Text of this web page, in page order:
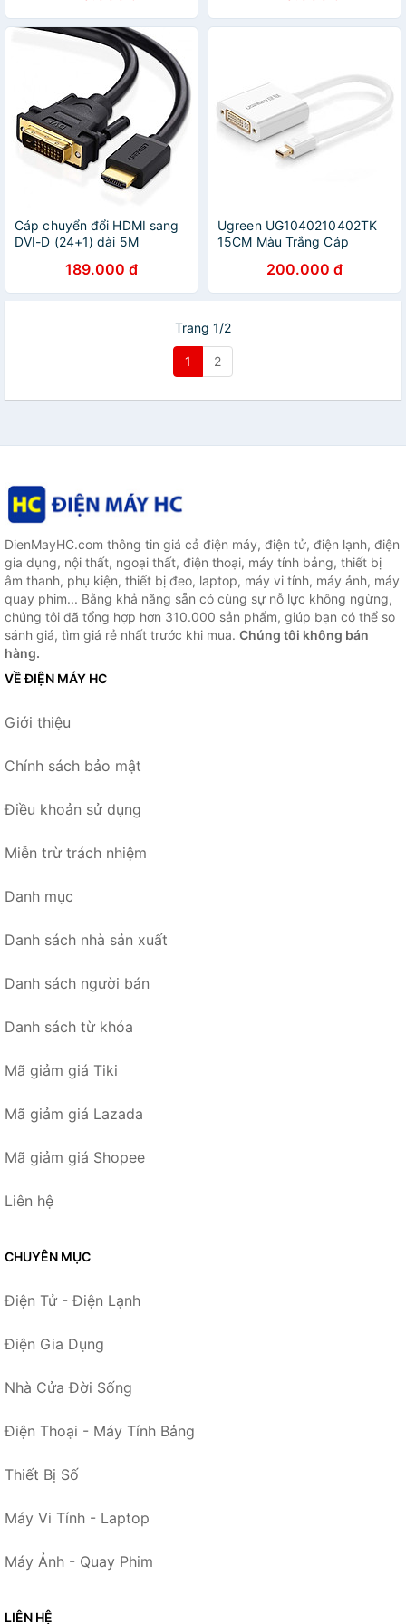
Cáp chuyển đổi HDMI sang
DVI-D (24+1) dài 5M
Hàng Chính Hãng
189.000 đ
Ugreen UG1040210402TK
15CM Màu Trắng Cáp
24 + 5 - HÀNG CHÍNH
HÃNG
200.000 đ
Trang 1/2
1 2
DienMayHC.com thông tin giá cả điện máy, điện tử, điện lạnh, điện
gia dụng, nội thất, ngoại thất, điện thoại, máy tính bảng, thiết bị
âm thanh, phụ kiện, thiết bị đeo, laptop, máy vi tính, máy ảnh, máy
quay phim... Bằng khả năng sẵn có cùng sự nỗ lực không ngừng,
chúng tôi đã tổng hợp hơn 310.000 sản phẩm, giúp bạn có thể so
sánh giá, tìm giá rẻ nhất trước khi mua. Chúng tôi không bán
hàng.
VỀ ĐIỆN MÁY HC
Giới thiệu
Chính sách bảo mật
Điều khoản sử dụng
Miễn trừ trách nhiệm
Danh mục
Danh sách nhà sản xuất
Danh sách người bán
Danh sách từ khóa
Mã giảm giá Tiki
Mã giảm giá Lazada
Mã giảm giá Shopee
Liên hệ
CHUYÊN MỤC
Điện Tử - Điện Lạnh
Điện Gia Dụng
Nhà Cửa Đời Sống
Điện Thoại - Máy Tính Bảng
Thiết Bị Số
Máy Vi Tính - Laptop
Máy Ảnh - Quay Phim
LIÊN HỆ